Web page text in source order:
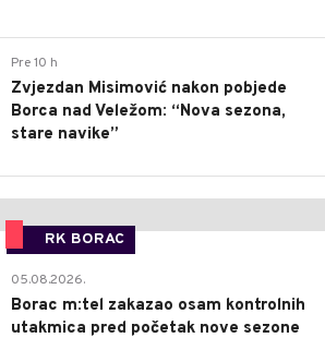
Pre 10 h
Zvjezdan Misimović nakon pobjede
Borca nad Veležom: “Nova sezona,
stare navike”
RK BORAC
05.08.2026.
Borac m:tel zakazao osam kontrolnih
utakmica pred početak nove sezone